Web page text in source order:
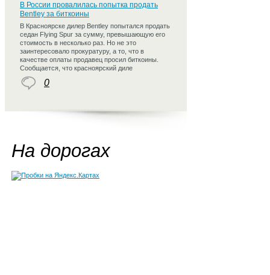
В России провалилась попытка продать
Bentley за биткоины
В Красноярске дилер Bentley попытался продать
седан Flying Spur за сумму, превышающую его
стоимость в несколько раз. Но не это
заинтересовало прокуратуру, а то, что в
качестве оплаты продавец просил биткоины.
Сообщается, что красноярский диле
0
На дорогах